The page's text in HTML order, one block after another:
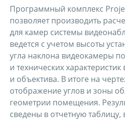
Программный комплекс
позволяет производить
для камер системы
ведется с учетом высоты
угла наклона видеокамеры
и технических
и объектива. В итоге на
отображение углов и зоны
геометрии помещения.
сведены в отчетную таблицу,